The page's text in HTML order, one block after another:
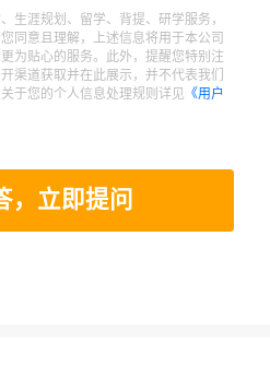
生涯规划、留学、背提、研学服务，
同意且理解，上述信息将用于本公司
为贴心的服务。此外，提醒您特别注
渠道获取并在此展示，并不代表我们
于您的个人信息处理规则详见 《用户
，立即提问